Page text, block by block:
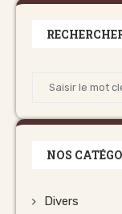
NOS
Divers